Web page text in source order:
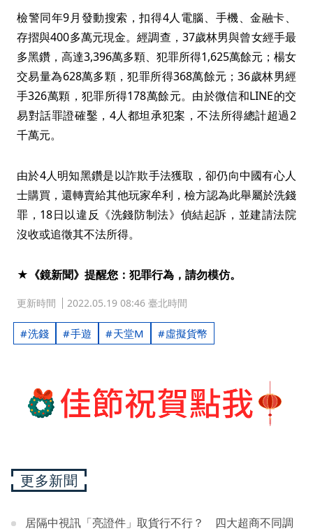
檢警同年9月發動搜索，扣得4人電腦、手機、金融卡、
存摺與400多萬元現金。經調查，37歲林男與曾女經手最
多黑鑽，高達3,396萬多顆、犯罪所得1,625萬餘元；楊女
交易量為628萬多顆，犯罪所得368萬餘元；36歲林男經
手326萬顆，犯罪所得178萬餘元。由於微信和LINE的交
易對話罪證確鑿，4人都坦承犯案，不法所得總計超過2
千萬元。
由於4人明知黑鑽是以詐欺手法獲取，卻仍向中國有心人
士購買，還轉賣給其他玩家牟利，檢方認為此舉屬於洗錢
罪，18日以違反《洗錢防制法》偵結起訴，並建請法院
沒收或追徵其不法所得。
★《鏡新聞》提醒您：犯罪行為，請勿模仿。
更新時間 2022.05.19 08:46 臺北時間
洗錢 手遊 天堂M 虛擬貨幣
更多新聞
居隔中視訊「亮證件」取貨行不行？ 四大超商不同調